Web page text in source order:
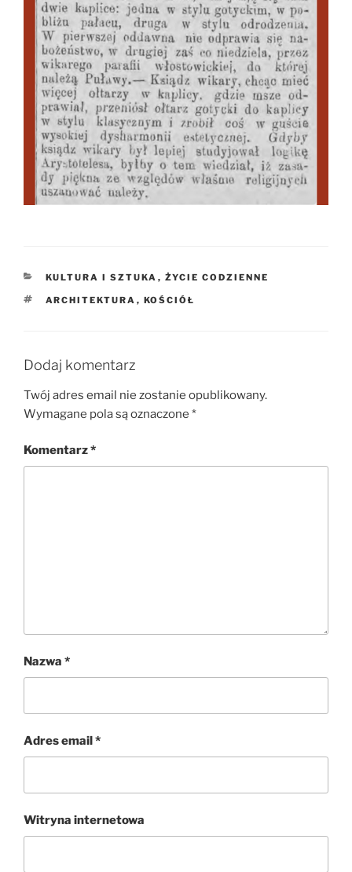
KATEGORIE
KULTURA I SZTUKA , ŻYCIE CODZIENNE
TAGI
ARCHITEKTURA , KOŚCIÓŁ
Dodaj komentarz
Twój adres email nie zostanie opublikowany.
Wymagane pola są oznaczone *
Komentarz*
Nazwa *
Adres email*
Witryna internetowa